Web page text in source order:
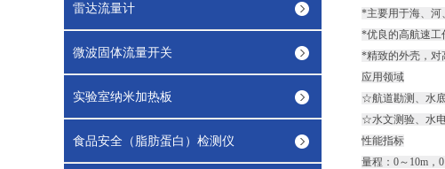
雷达流量计
微波固体流量开关
实验室纳米加热板
食品安全（脂肪蛋白）检测仪
*主要用于海、河
*优良的高航速工
*精致的外壳，对
应用领域
☆航道勘测、水
☆水文测验、水
性能指标
量程：0～10m，